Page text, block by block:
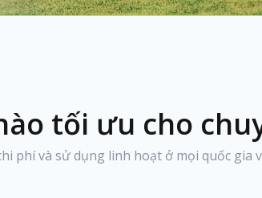
tối ưu cho
phí và sử dụng linh hoạt ở mọi quốc gia